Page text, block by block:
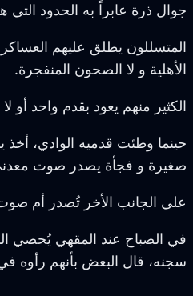
جوال ذرة عابراً به الحدود
المتسللون يطلق عليهم
الأهلية و لا الصحون المنفجرة.
الكثير منهم يعود بقدم واحد أو لا
حينما وطئت قدميه الوادي،
صغيرة و فجأة يصدر صوت
علي الجانب الأخر تُصدر أم صوت
في الصباح عند المقهي يُحصي
سجنه، قال البعض بأنهم رأوه